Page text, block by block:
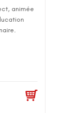
animée